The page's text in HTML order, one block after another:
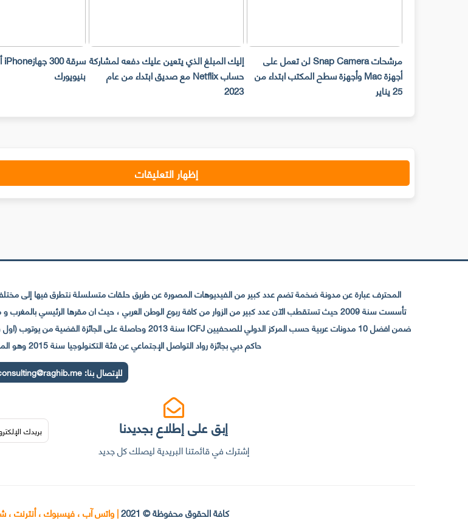
مرشحات Snap Camera لن تعمل على
أجهزة Mac وأجهزة سطح المكتب ابتداء من
25 يناير
إليك المبلغ الذي يتعين عليك دفعه لمشاركة
حساب Netflix مع صديق ابتداء من عام
2023
بنيويورك
إظهار التعليقات
المحترف عبارة عن مدونة ضخمة تضم عدد كبير من الفيديوهات المصورة عن طريق حلقات متسلسلة نتطرق فيها إلى مختلف
حاكم دبي بجائزة رواد التواصل الإجتماعي عن فئة التكنولوجيا سنة 2015 وهو الموقع التقني الاول في المغرب والعالم العربي
للإتصال بنا:
إبق على إطلاع بجديدنا
إشترك في قائمتنا البريدية ليصلك كل جديد
كافة الحقوق محفوظة © 2021 |واتس آب ، فيسبوك ، أنترنت ،